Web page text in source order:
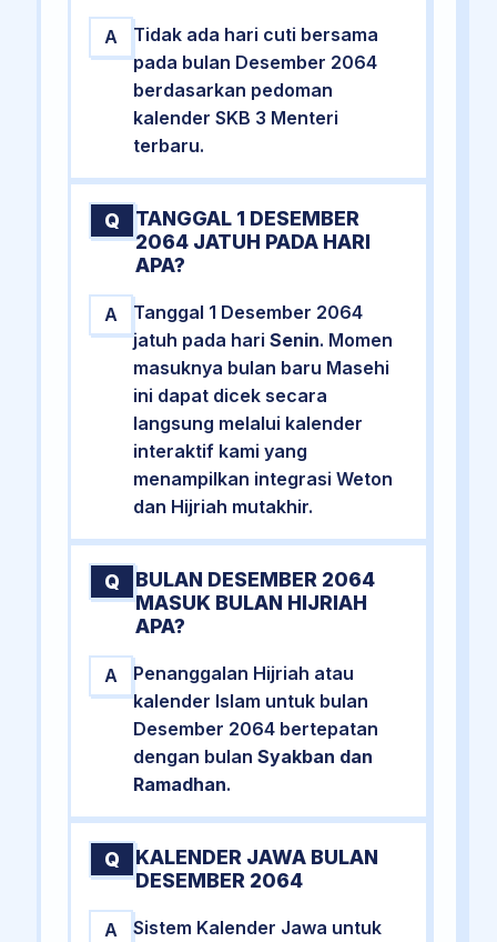
A
Tidak ada hari cuti bersama
pada bulan Desember 2064
berdasarkan pedoman
kalender SKB 3 Menteri
terbaru.
Q
TANGGAL 1 DESEMBER
2064 JATUH PADA HARI
APA?
A
Tanggal 1 Desember 2064
jatuh pada hari Senin. Momen
masuknya bulan baru Masehi
ini dapat dicek secara
langsung melalui kalender
interaktif kami yang
menampilkan integrasi Weton
dan Hijriah mutakhir.
Q
BULAN DESEMBER 2064
MASUK BULAN HIJRIAH
APA?
A
Penanggalan Hijriah atau
kalender Islam untuk bulan
Desember 2064 bertepatan
dengan bulan Syakban dan
Ramadhan.
Q
KALENDER JAWA BULAN
DESEMBER 2064
A
Sistem Kalender Jawa untuk